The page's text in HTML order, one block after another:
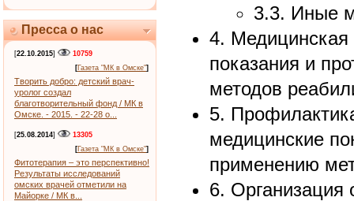
Пресса о нас
[22.10.2015]
10759
[Газета "МК в Омске"]
Творить добро: детский врач-
уролог создал
благотворительный фонд / МК в
Омске. - 2015. - 22-28 о...
[25.08.2014]
13305
[Газета "МК в Омске"]
Фитотерапия – это перспективно!
Результаты исследований
омских врачей отметили на
Майорке / МК в...
3.3. Иные
4. Медицинская
показания и
методов
5.
медицинские
применению
6. Организация